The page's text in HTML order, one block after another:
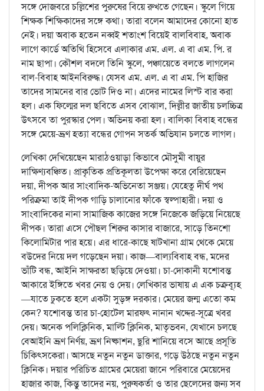
সঙ্গে দোজবরে চল্লিশের পুরুষের বিয়ে রুখতে গেছেন। স্কুলে গিয়ে
শিক্ষক শিক্ষিকাদের সঙ্গে কথা। তারা বলেন আমাদের কোনো হাত
নেই। দয়া অবাক হতেন নব্বই শতাংশ বিয়েই বালবিবাহ, অবাক
লাগে কার্ডে অতিথি হিসেবে এলাকার এম. এল. এ বা এম. পি. র
নাম ছাপা। কৌশল বদলে তিনি স্কুলে, পঞ্চায়েতে বলতে লাগলেন
বাল-বিবাহ আইনবিরুদ্ধ। যেসব এম. এল. এ বা এম. পি হাজির
তাদের সামনের বার ভোট দিও না। এদের নামের লিস্ট বার করা
হল। এক ফিল্মের দল ছবিতে এসব বোঝাল, দিল্লীর জাতীয় চলচ্চিত্র
উৎসবে তা পুরস্কার পেল। অভিনয় করা হল। বালিকা বিবাহ বন্ধের
সঙ্গে মেয়ে-ভ্রূণ হত্যা বন্ধের গোপন সতর্ক অভিযান চলতে লাগল।
লেখিকা দেখিয়েছেন মারাঠওয়াড়া কিভাবে মৌসুমী বায়ুর
দাক্ষিণ্যবঞ্চিত। প্রাকৃতিক প্রতিকূলতা উপেক্ষা করে বেরিয়েছেন
দয়া, দীপক আর সাংবাদিক-অভিনেতা সঞ্জয়। যেহেতু দীর্ঘ পথ
পরিক্রমা তাই দীপক গাড়ি চালানোর ফাঁকে স্বল্পাহারী। দয়া ও
সাংবাদিকের নানা সামাজিক কাজের সঙ্গে নিজেকে জড়িয়ে নিয়েছে
দীপক। তারা এসে পৌছল শিরুর কাসার বাজারে, সাড়ে তিনশো
কিলোমিটার পার হয়ে। এর ধারে-কাছে ষাটখানা গ্রাম থেকে মেয়ে
বউদের নিয়ে দল গড়েছেন দয়া। কাজ—বাল্যবিবাহ বন্ধ, মদের
ভাঁটি বন্ধ, আইনি সাক্ষরতা ছড়িয়ে দেওয়া। চা-দোকানী যশোবন্ত
আকারে ইঙ্গিতে খবর নেয় ও দেয়। লেখিকার ভাষায় এ এক চক্রব্যূহ
—যাতে ঢুকতে হলে একটা সুড়ঙ্গ দরকার। মেয়ের জন্ম এতো কম
কেন? যশোবন্ত তার চা-হোটেল মারফৎ নানান খদ্দের-সূত্রে খবর
দেয়। অনেক পলিক্লিনিক, মাল্টি ক্লিনিক, মাতৃভবন, যেখানে চলছে
বেআইনি ভ্রূণ নির্ণয়, ভ্রূণ নিষ্কাশন, ছুরি শানিয়ে বসে আছে প্রসূতি
চিকিৎসকেরা। আসছে নতুন নতুন ডাক্তার, গড়ে উঠছে নতুন নতুন
ক্লিনিক। দয়ার পরিচিত গ্রামের মেয়েরা জানে পরিবারে মেয়েদের
হাজার কাজ, কিন্তু তাদের নয়, পুরুষকর্তা ও তার ছেলেদের জন্য সব